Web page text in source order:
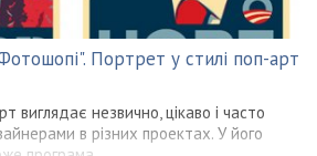
Портрет у стилі поп-арт
виглядає незвично, цікаво і часто
в різних проектах. У його